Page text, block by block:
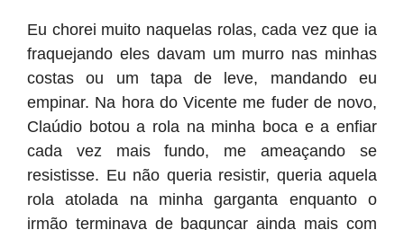
Eu chorei muito naquelas rolas, cada vez que ia
fraquejando eles davam um murro nas minhas
costas ou um tapa de leve, mandando eu
empinar. Na hora do Vicente me fuder de novo,
Claúdio botou a rola na minha boca e a enfiar
cada vez mais fundo, me ameaçando se
resistisse. Eu não queria resistir, queria aquela
rola atolada na minha garganta enquanto o
irmão terminava de bagunçar ainda mais com